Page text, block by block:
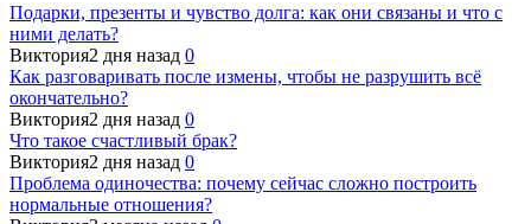
Подарки, презенты и чувство долга: как они связаны и что с
ними делать?
Виктория2 дня назад 0
Как разговаривать после измены, чтобы не разрушить всё
окончательно?
Виктория2 дня назад 0
Что такое счастливый брак?
Виктория2 дня назад 0
Проблема одиночества: почему сейчас сложно построить
нормальные отношения?